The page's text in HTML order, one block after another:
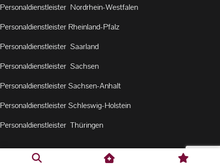
Personaldienstleister Nordrhein-Westfalen
Personaldienstleister Rheinland-Pfalz
Personaldienstleister Saarland
Personaldienstleister Sachsen
Personaldienstleister Sachsen-Anhalt
Personaldienstleister Schleswig-Holstein
Personaldienstleister Thüringen
Datenschutz